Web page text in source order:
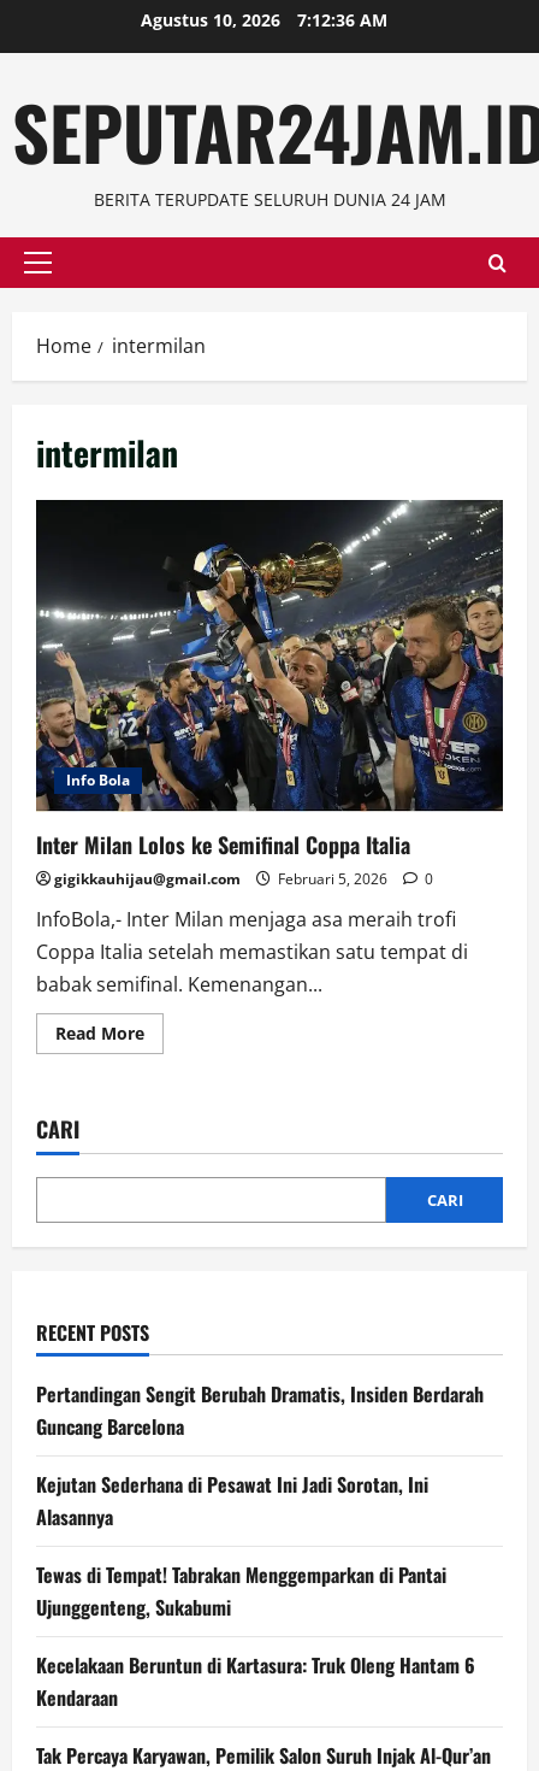
to
Agustus 10, 2026 7:12:37 AM
BERITA TERUPDATE SELURUH DUNIA 24 JAM
Primary
Home intermilan
intermilan
Info Bola
Inter Milan Lolos ke Semifinal Coppa Italia
gigikkauhijau@gmail.com Februari 5, 2026 0
InfoBola,- Inter Milan menjaga asa meraih trofi
Coppa Italia setelah memastikan satu tempat di
babak semifinal. Kemenangan...
Read MoreRead
more
Semifinal
Italia
CARI
CARI
RECENT POSTS
Pertandingan Sengit Berubah Dramatis, Insiden Berdarah
Guncang Barcelona
Kejutan Sederhana di Pesawat Ini Jadi Sorotan, Ini
Alasannya
Tewas di Tempat! Tabrakan Menggemparkan di Pantai
Ujunggenteng, Sukabumi
Kecelakaan Beruntun di Kartasura: Truk Oleng Hantam 6
Kendaraan
Tak Percaya Karyawan, Pemilik Salon Suruh Injak Al-Qur’an